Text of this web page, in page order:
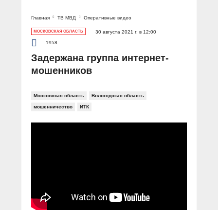
Главная ТВ МВД Оперативные видео
МОСКОВСКАЯ ОБЛАСТЬ
30 августа 2021 г. в 12:00
1958
Задержана группа интернет-
мошенников
Московская область Вологодская область
мошенничество ИТК